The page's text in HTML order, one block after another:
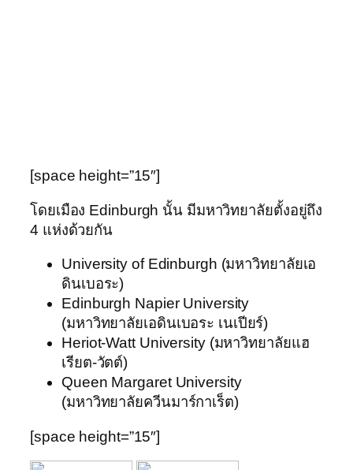
[space height=”15″]
โดยเมือง Edinburgh นั้น มีมหาวิทยาลัยตั้งอยู่ถึง
4 แห่งด้วยกัน
University of Edinburgh (มหาวิทยาลัยเอ
ดินเบอระ)
Edinburgh Napier University
(มหาวิทยาลัยเอดินเบอระ เนเปียร์)
Heriot-Watt University (มหาวิทยาลัยแฮ
เรียต-วัตต์)
Queen Margaret University
(มหาวิทยาลัยควีนมาร์กาเร็ต)
[space height=”15″]